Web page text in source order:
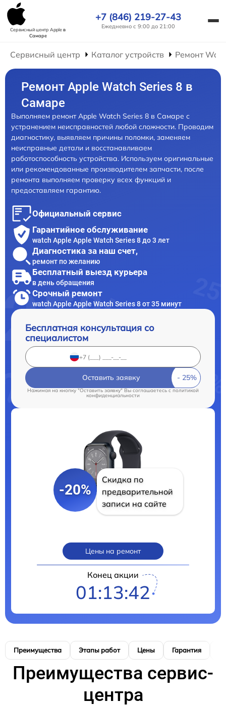
Сервисный центр Appleв
Самаре
+7 (846) 219-27-43
Ежедневно с 9:00 до 21:00
Сервисный центр Каталог устройств Ремонт
Ремонт Apple Watch Series 8 в
Самаре
Выполняем ремонт Apple Watch Series 8 в Самаре с
устранением неисправностей любой сложности. Проводим
диагностику, выявляем причины поломки, заменяем
неисправные детали и восстанавливаем
работоспособность устройства. Используем оригинальные
или рекомендованные производителем запчасти, после
ремонта выполняем проверку всех функций и
предоставляем гарантию.
Официальный сервис
Гарантийное обслуживание
watch Apple Apple Watch Series 8 до 3 лет
Диагностика за наш счет,
ремонт по желанию
Бесплатный выезд курьера
в день обращения
Срочный ремонт
watch Apple Apple Watch Series 8 от 35 минут
Бесплатная консультация со
специалистом
Оставить заявку
Нажимая на кнопку "Оставить заявку" Вы соглашаетесь cполитикой
конфиденциальности
-20%
Скидка по
предварительной
записи на сайте
Цены на ремонт
Конец акции
01:13:40
Преимущества Этапы работ Цены Гарантия
Преимущества сервис-
центра